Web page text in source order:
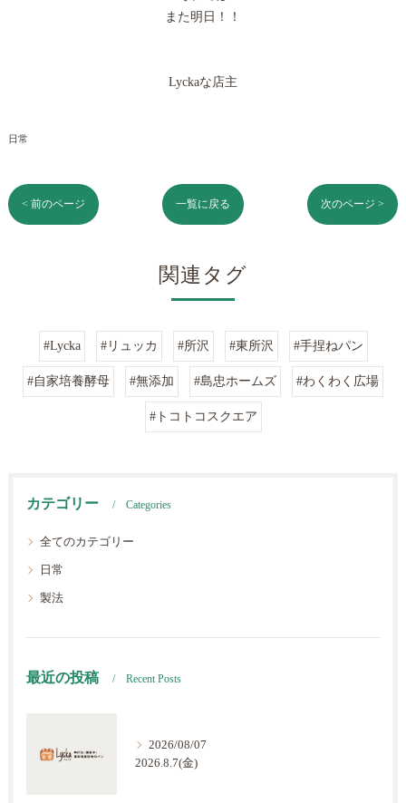
また明日！！
Lyckaな店主
日常
< 前のページ 一覧に戻る 次のページ >
関連タグ
#Lycka #リュッカ #所沢 #東所沢 #手捏ねパン
#自家培養酵母 #無添加 #島忠ホームズ #わくわく広場
#トコトコスクエア
カテゴリー Categories
全てのカテゴリー
日常
製法
最近の投稿 Recent Posts
2026/08/07
2026.8.7(金)